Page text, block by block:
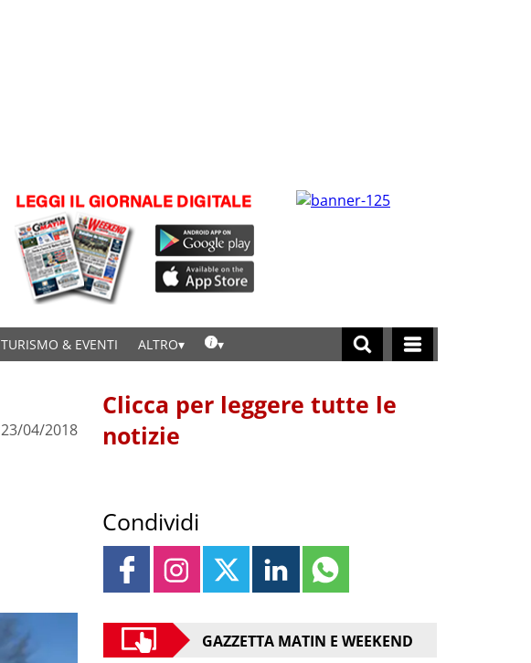
TURISMO & EVENTI ALTRO
23/04/2018
Clicca per leggere tutte le
notizie
Condividi
GAZZETTA MATIN E WEEKEND